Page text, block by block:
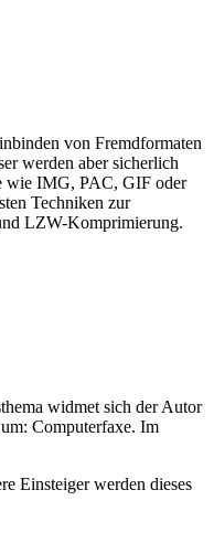
von Fremdformaten
werden aber sicherlich
wie IMG, PAC, GIF oder
Techniken zur
LZW-Komprimierung.
widmet sich der Autor
Computerfaxe. Im
Einsteiger werden dieses